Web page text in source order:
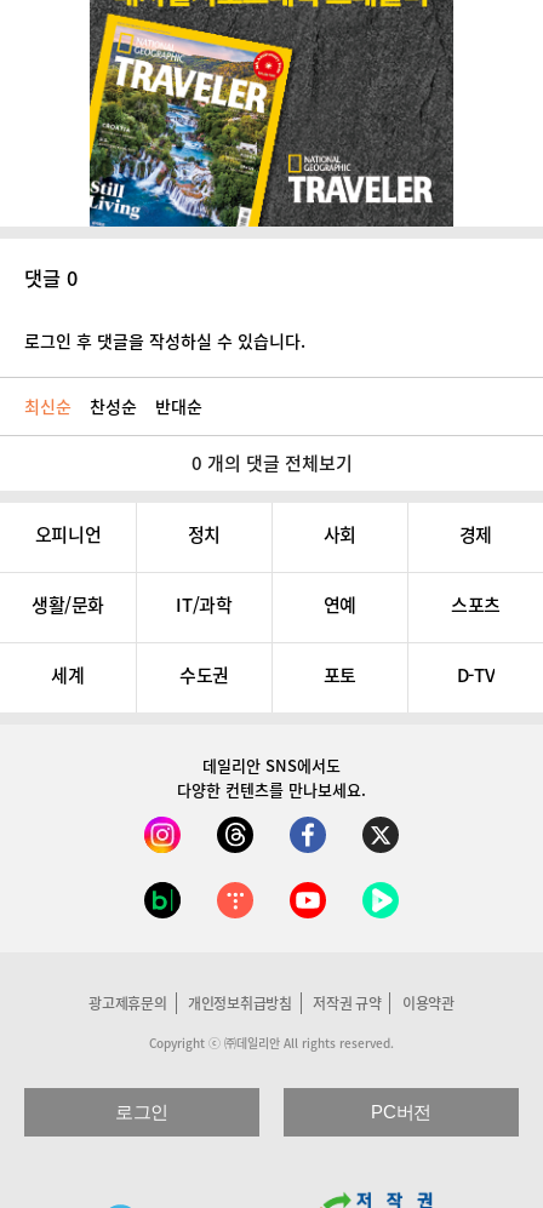
댓글 0
로그인 후 댓글을 작성하실 수 있습니다.
최신순 찬성순 반대순
0 개의 댓글 전체보기
오피니언 정치 사회 경제
생활/문화 IT/과학 연예 스포츠
세계 수도권 포토 D-TV
데일리안 SNS에서도
다양한 컨텐츠를 만나보세요.
광고제휴문의 개인정보취급방침 저작권 규약 이용약관
Copyright ⓒ ㈜데일리안 All rights reserved.
로그인 PC버전